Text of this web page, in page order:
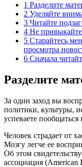
1 Разделите
2 Уделяйте
3 Читайте
4 Не привыкайте
5 Старайтесь
просмотра
6 Сначала
Разделите
За один заход вы
политики, культуры,
успеваете
Человек страдает от
Мозгу легче ее
Об этом
ассоциация (American